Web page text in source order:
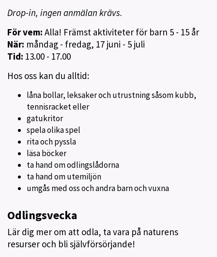
Drop-in, ingen anmälan krävs.
För vem: Alla! Främst aktiviteter för barn 5 - 15 år
När: måndag - fredag, 17 juni - 5 juli
Tid: 13.00 - 17.00
Hos oss kan du alltid:
låna bollar, leksaker och utrustning såsom kubb,
tennisracket eller
gatukritor
spela olika spel
rita och pyssla
läsa böcker
ta hand om odlingslådorna
ta hand om utemiljön
umgås med oss och andra barn och vuxna
Odlingsvecka
Lär dig mer om att odla, ta vara på naturens
resurser och bli självförsörjande!